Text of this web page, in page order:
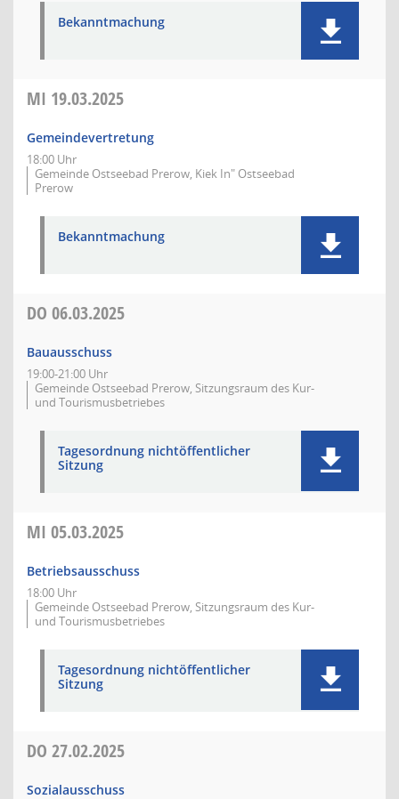
Bekanntmachung
MI 19.03.2025
Gemeindevertretung
18:00 Uhr
Gemeinde Ostseebad Prerow, Kiek In" Ostseebad
Prerow
Bekanntmachung
DO 06.03.2025
Bauausschuss
19:00-21:00 Uhr
Gemeinde Ostseebad Prerow, Sitzungsraum des Kur-
und Tourismusbetriebes
Tagesordnung nichtöffentlicher
Sitzung
MI 05.03.2025
Betriebsausschuss
18:00 Uhr
Gemeinde Ostseebad Prerow, Sitzungsraum des Kur-
und Tourismusbetriebes
Tagesordnung nichtöffentlicher
Sitzung
DO 27.02.2025
Sozialausschuss